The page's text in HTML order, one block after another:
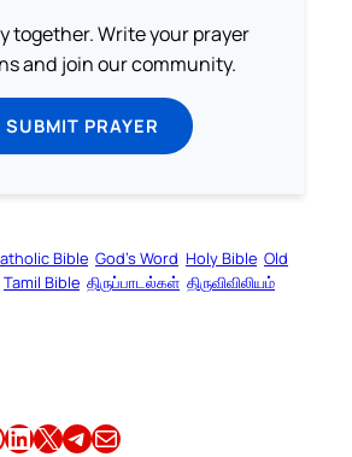
together. Write your prayer
and join our community.
SUBMIT PRAYER
Bible God’s Word Holy Bible Old
Tamil Bible திருப்பாடல்கள் திருவிவிலியம்
Share this article on LinkedIn Share this article on X Share this article on TelegramEmail this Article